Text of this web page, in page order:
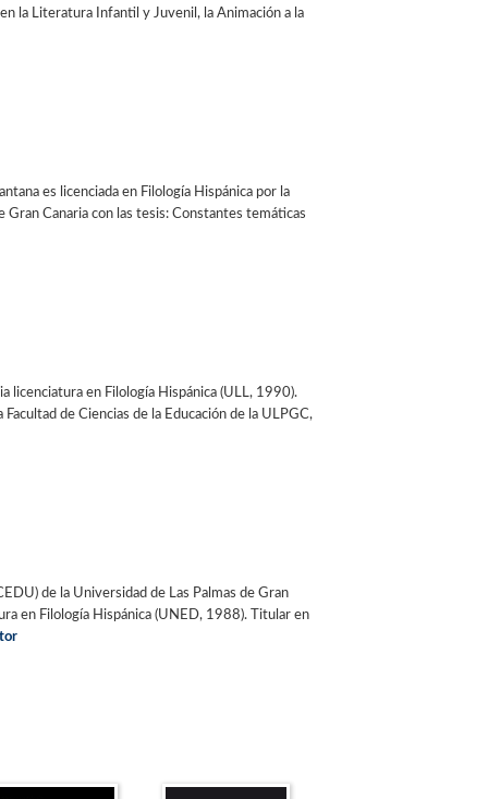
la Literatura Infantil y Juvenil, la Animación a la
es licenciada en Filología Hispánica por la
Canaria con las tesis: Constantes temáticas
licenciatura en Filología Hispánica (ULL, 1990).
de Ciencias de la Educación de la ULPGC,
de la Universidad de Las Palmas de Gran
en Filología Hispánica (UNED, 1988). Titular en